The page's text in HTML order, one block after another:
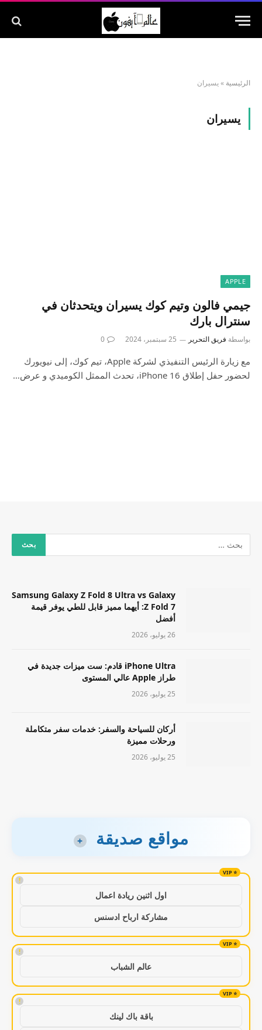
الرئيسية »يسيران
يسيران
APPLE
جيمي فالون وتيم كوك يسيران ويتحدثان في
سنترال بارك
بواسطة فريق التحرير 25 سبتمبر، 2024 0
مع زيارة الرئيس التنفيذي لشركة Apple، تيم كوك، إلى نيويورك
لحضور حفل إطلاق iPhone 16، تحدث الممثل الكوميدي و عرض…
Samsung Galaxy Z Fold 8 Ultra vs Galaxy
Z Fold 7: أيهما مميز قابل للطي يوفر قيمة
أفضل
26 يوليو، 2026
iPhone Ultra قادم: ست ميزات جديدة في
طراز Apple عالي المستوى
25 يوليو، 2026
أركان للسياحة والسفر: خدمات سفر متكاملة
ورحلات مميزة
25 يوليو، 2026
مواقع صديقة +
!
اول اثنين ريادة اعمال
مشاركة ارباح ادسنس
!
عالم الشباب
!
باقة باك لينك